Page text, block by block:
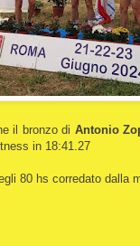
il bronzo di Antonio
in 18:41.27
80 hs corredato dalla